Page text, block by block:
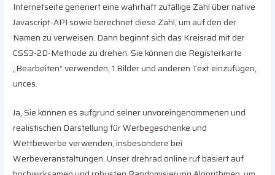
Internetseite generiert eine wahrhaft zufällige Zahl über native
Javascript-API sowie berechnet diese Zahl, um auf den der
Namen zu verweisen. Dann beginnt sich das Kreisrad mit der
CSS3-2D-Methode zu drehen. Sie können die Registerkarte
„Bearbeiten“ verwenden, 1 Bilder und anderen Text einzufügen,
unces.
Ja, Sie können es aufgrund seiner unvoreingenommenen und
realistischen Darstellung für Werbegeschenke und
Wettbewerbe verwenden, insbesondere bei
Werbeveranstaltungen. Unser drehrad online ruf basiert auf